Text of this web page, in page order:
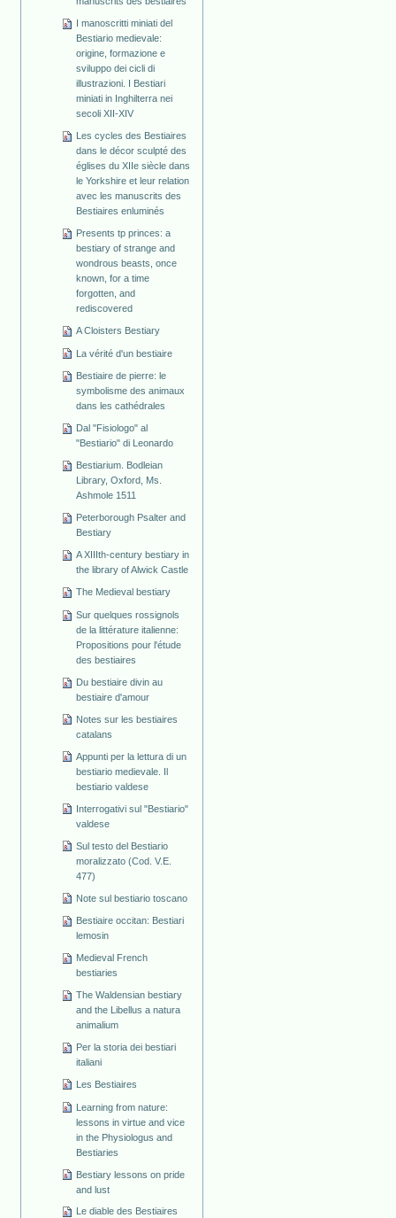
I manoscritti miniati del
Bestiario medievale:
origine, formazione e
sviluppo dei cicli di
illustrazioni. I Bestiari
miniati in Inghilterra nei
secoli XII-XIV
Les cycles des Bestiaires
dans le décor sculpté des
églises du XIIe siècle dans
le Yorkshire et leur relation
avec les manuscrits des
Bestiaires enluminés
Presents tp princes: a
bestiary of strange and
wondrous beasts, once
known, for a time
forgotten, and
rediscovered
A Cloisters Bestiary
La vérité d'un bestiaire
Bestiaire de pierre: le
symbolisme des animaux
dans les cathédrales
Dal "Fisiologo" al
"Bestiario" di Leonardo
Bestiarium. Bodleian
Library, Oxford, Ms.
Ashmole 1511
Peterborough Psalter and
Bestiary
A XIIIth-century bestiary in
the library of Alwick Castle
The Medieval bestiary
Sur quelques rossignols
de la littérature italienne:
Propositions pour l'étude
des bestiaires
Du bestiaire divin au
bestiaire d'amour
Notes sur les bestiaires
catalans
Appunti per la lettura di un
bestiario medievale. Il
bestiario valdese
Interrogativi sul "Bestiario"
valdese
Sul testo del Bestiario
moralizzato (Cod. V.E.
477)
Note sul bestiario toscano
Bestiaire occitan: Bestiari
lemosin
Medieval French
bestiaries
The Waldensian bestiary
and the Libellus a natura
animalium
Per la storia dei bestiari
italiani
Les Bestiaires
Learning from nature:
lessons in virtue and vice
in the Physiologus and
Bestiaries
Bestiary lessons on pride
and lust
Le diable des Bestiaires